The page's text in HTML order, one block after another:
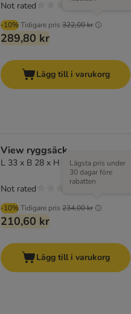
-10%Tidigare pris 322,00 kr
289,80 kr
Not rated
Lägg till i varukorg
View ryggsäck
L 33 x B 28 x H 42 cm
-10%Tidigare pris 234,00 kr
Lägsta pris under
30 dagar före
rabatten
210,60 kr
Not rated
Lägg till i varukorg